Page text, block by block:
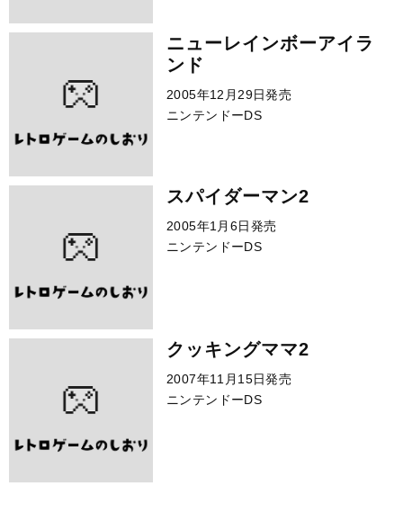
ニューレインボーアイラ
ンド
2005年12月29日発売
ニンテンドーDS
スパイダーマン2
2005年1月6日発売
ニンテンドーDS
クッキングママ2
2007年11月15日発売
ニンテンドーDS